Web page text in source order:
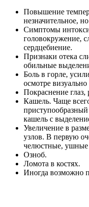
Повышение
незначительное,
Симптомы
головокружение,
сердцебиение.
Признаки отека
обильные
Боль в горле,
осмотре
Покраснение глаз,
Кашель. Чаще
кашель с
Увеличение в
узлов. В первую
челюстные,
Озноб.
Ломота в костях.
Иногда возможно